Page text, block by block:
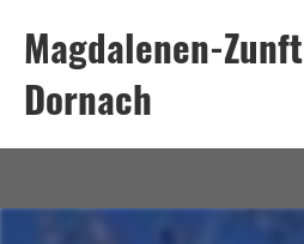
Magdalenen-Zunft
Dornach